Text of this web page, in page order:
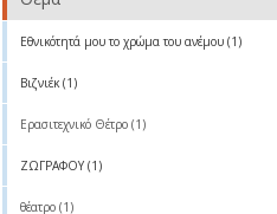
Eθνικότητά μου το χρώμα του ανέμου (1)
Βιζνιέκ (1)
Ερασιτεχνικό Θέτρο (1)
ΖΩΓΡΑΦΟΥ (1)
θέατρο (1)